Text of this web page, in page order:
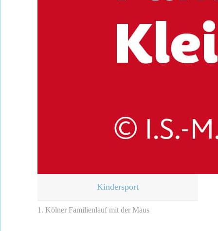
Kindersport
1. Kölner Familienlauf mit der Maus